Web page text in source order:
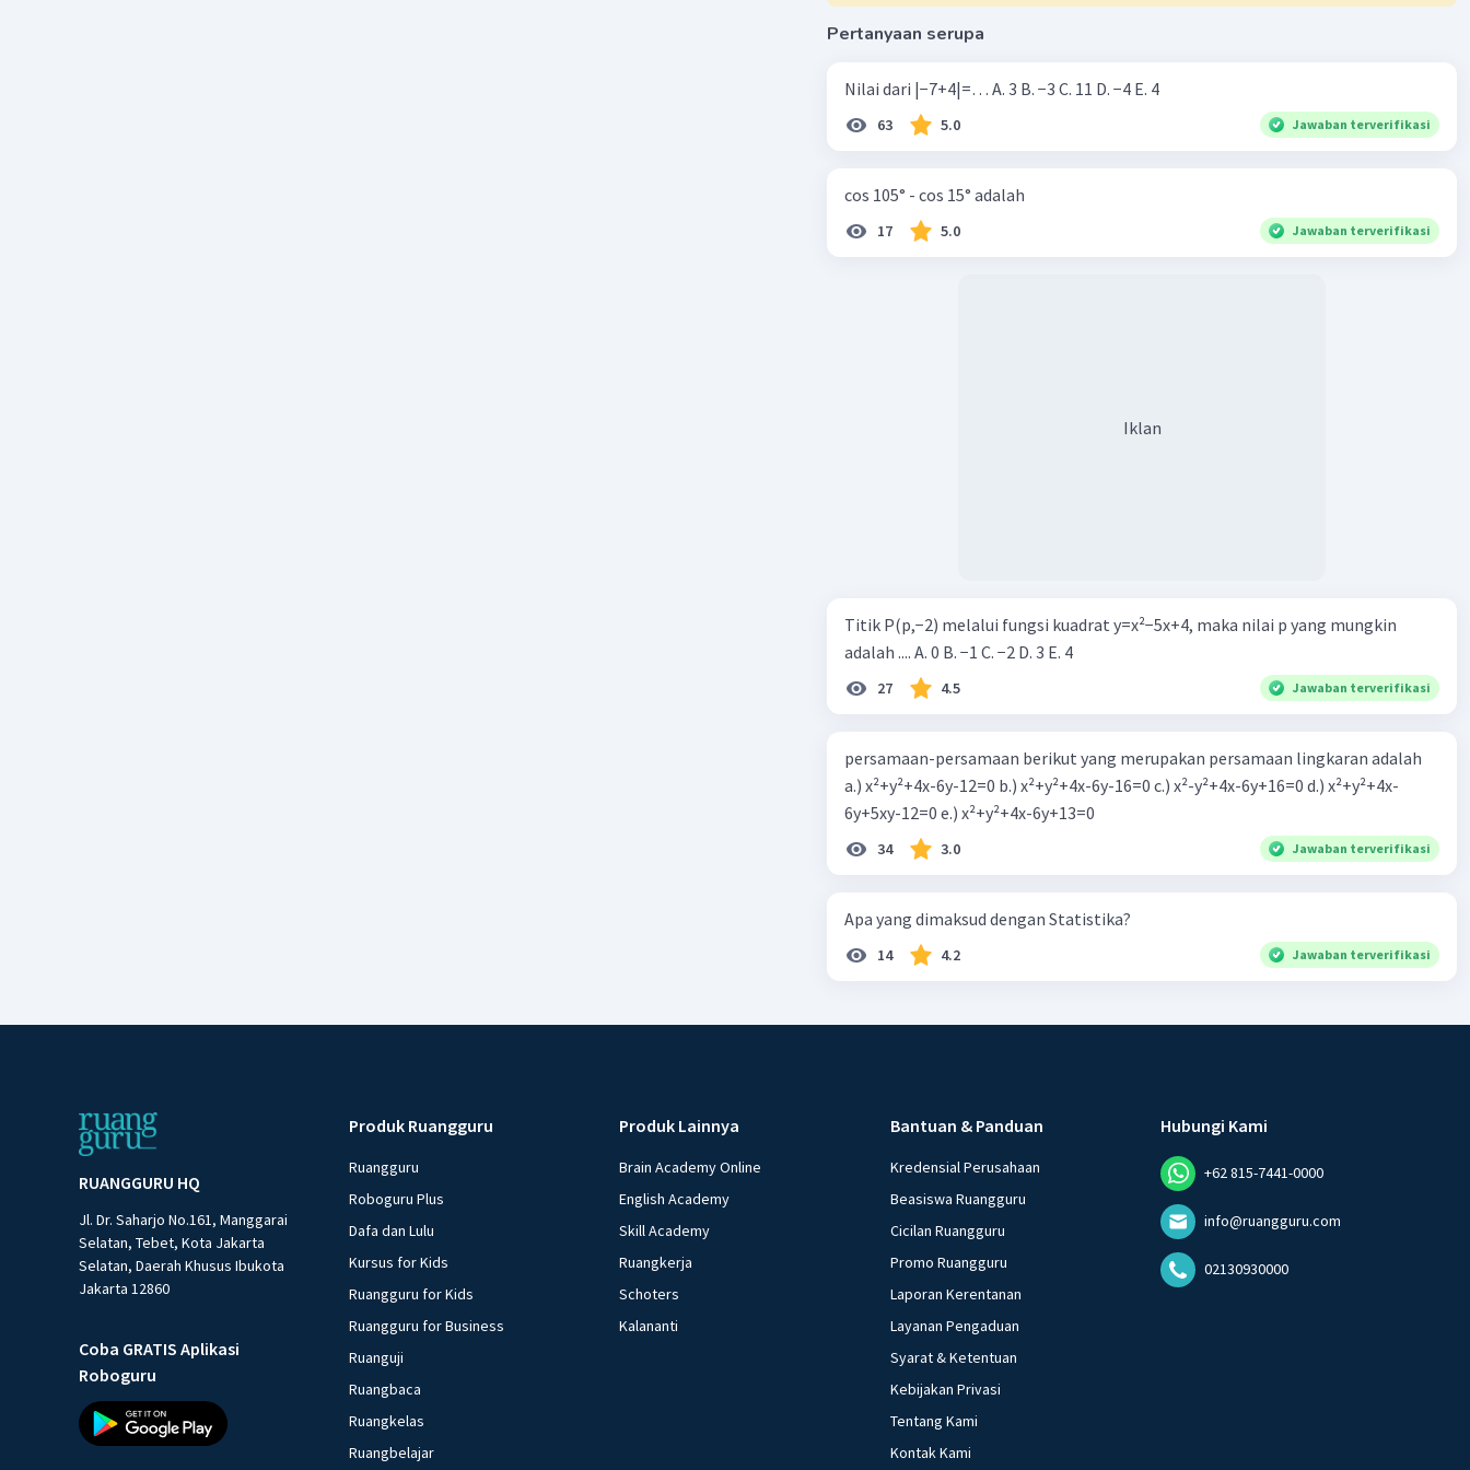
Sarah A Level 16
29 November 2023 08:42
Pertanyaan serupa
Nilai dari |−7+4|=… A. 3 B. −3 C. 11 D. −4 E. 4
63 5.0 Jawaban terverifikasi
cos 105° - cos 15° adalah
17 5.0 Jawaban terverifikasi
Iklan
Titik P(p,−2) melalui fungsi kuadrat y=x²−5x+4, maka nilai p yang mungkin
adalah .... A. 0 B. −1 C. −2 D. 3 E. 4
27 4.5 Jawaban terverifikasi
persamaan-persamaan berikut yang merupakan persamaan lingkaran adalah
a.) x²+y²+4x-6y-12=0 b.) x²+y²+4x-6y-16=0 c.) x²-y²+4x-6y+16=0 d.) x²+y²+4x-
6y+5xy-12=0 e.) x²+y²+4x-6y+13=0
34 3.0 Jawaban terverifikasi
Apa yang dimaksud dengan Statistika?
14 4.2 Jawaban terverifikasi
RUANGGURU HQ
Jl. Dr. Saharjo No.161, Manggarai
Selatan, Tebet, Kota Jakarta
Selatan, Daerah Khusus Ibukota
Jakarta 12860
Coba GRATIS Aplikasi
Roboguru
Produk Ruangguru
Ruangguru
Roboguru Plus
Dafa dan Lulu
Kursus for Kids
Ruangguru for Kids
Ruangguru for Business
Ruanguji
Ruangbaca
Ruangkelas
Ruangbelajar
Produk Lainnya
Brain Academy Online
English Academy
Skill Academy
Ruangkerja
Schoters
Kalananti
Bantuan & Panduan
Kredensial Perusahaan
Beasiswa Ruangguru
Cicilan Ruangguru
Promo Ruangguru
Laporan Kerentanan
Layanan Pengaduan
Syarat & Ketentuan
Kebijakan Privasi
Tentang Kami
Kontak Kami
Hubungi Kami
+62 815-7441-0000
info@ruangguru.com
02130930000